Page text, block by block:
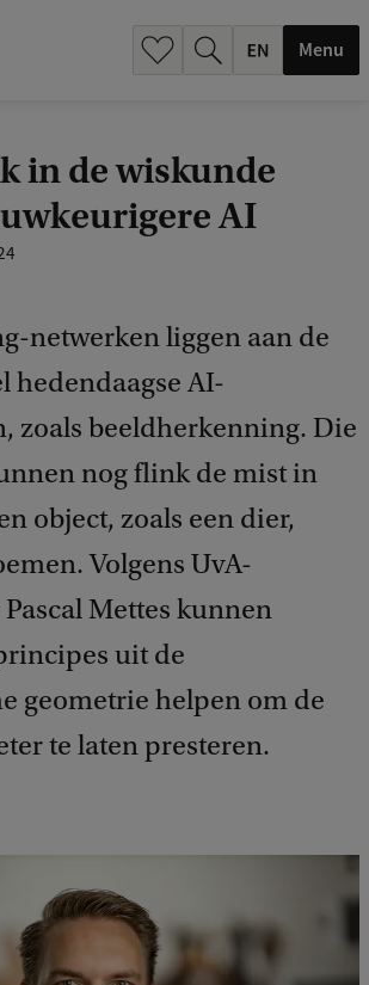
Menu
in de wiskunde
AI
netwerken liggen aan de
hedendaagse AI-
zoals beeldherkenning. Die
nog flink de mist in
object, zoals een dier,
Volgens UvA-
Mettes kunnen
uit de
geometrie helpen om de
te laten presteren.